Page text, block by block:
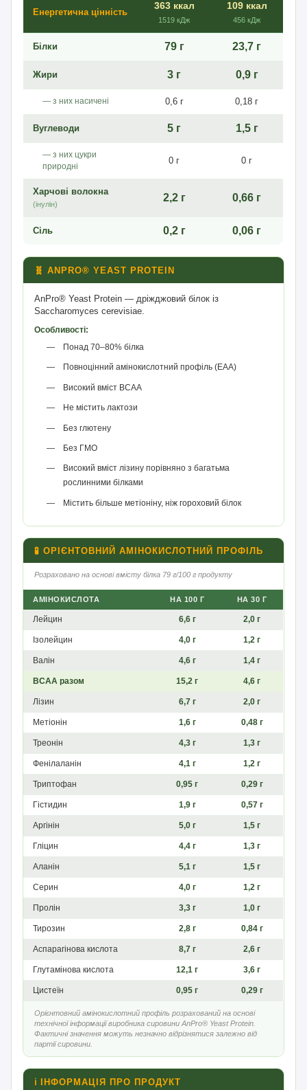
Енергетична цінність
363 ккал
1519 кДж
109 ккал
456 кДж
Білки 79 г 23,7 г
Жири 3 г 0,9 г
— з них насичені 0,6 г 0,18 г
Вуглеводи 5 г 1,5 г
— з них цукри
природні
0 г 0 г
Харчові волокна
(інулін)
2,2 г 0,66 г
Сіль 0,2 г 0,06 г
🧬 ANPRO® YEAST PROTEIN
AnPro® Yeast Protein — дріжджовий білок із
Saccharomyces cerevisiae.
Особливості:
Понад 70–80% білка
Повноцінний амінокислотний профіль (EAA)
Високий вміст BCAA
Не містить лактози
Без глютену
Без ГМО
Високий вміст лізину порівняно з багатьма
рослинними білками
Містить більше метіоніну, ніж гороховий білок
🧪 ОРІЄНТОВНИЙ АМІНОКИСЛОТНИЙ ПРОФІЛЬ
Розраховано на основі вмісту білка 79 г/100 г продукту
АМІНОКИСЛОТА НА 100 Г НА 30 Г
Лейцин 6,6 г 2,0 г
Ізолейцин 4,0 г 1,2 г
Валін 4,6 г 1,4 г
BCAA разом 15,2 г 4,6 г
Лізин 6,7 г 2,0 г
Метіонін 1,6 г 0,48 г
Треонін 4,3 г 1,3 г
Фенілаланін 4,1 г 1,2 г
Триптофан 0,95 г 0,29 г
Гістидин 1,9 г 0,57 г
Аргінін 5,0 г 1,5 г
Гліцин 4,4 г 1,3 г
Аланін 5,1 г 1,5 г
Серин 4,0 г 1,2 г
Пролін 3,3 г 1,0 г
Тирозин 2,8 г 0,84 г
Аспарагінова кислота 8,7 г 2,6 г
Глутамінова кислота 12,1 г 3,6 г
Цистеїн 0,95 г 0,29 г
Орієнтовний амінокислотний профіль розрахований на основі
технічної інформації виробника сировини AnPro® Yeast Protein.
Фактичні значення можуть незначно відрізнятися залежно від
партії сировини.
ℹ️ ІНФОРМАЦІЯ ПРО ПРОДУКТ